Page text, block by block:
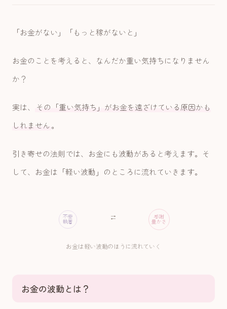
「お金がない」「もっと稼がないと」
お金のことを考えると、なんだか重い気持ちになりません
か？
実は、
その「重い気持ち」がお金を遠ざけている原因かも
しれません 。
引き寄せの法則では、お金にも波動があると考えます。そ
して、お金は「軽い波動」のところに流れていきます。
不安
執着
⇄ 感謝
豊かさ
お金は軽い波動のほうに流れていく
お金の波動とは？